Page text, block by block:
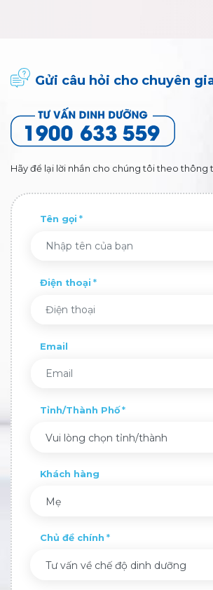
Gửi câu hỏi cho chuyên
Hãy để lại lời nhắn cho chúng tôi theo thông
Tên gọi
Điện thoại
Email
Tỉnh/Thành Phố
Vui lòng chọn tỉnh/thành
Khách hàng
Mẹ
Chủ đề chính
Tư vấn về chế độ dinh dưỡng